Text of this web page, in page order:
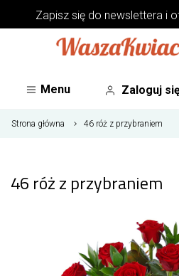
Zapisz się do newsletterai
Menu Zaloguj
Strona główna 46 róż z przybraniem
46 róż z przybraniem